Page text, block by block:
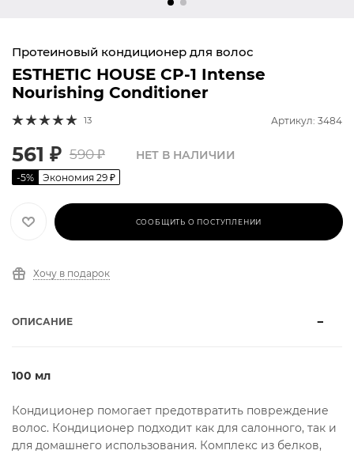
Протеиновый кондиционер для волос
ESTHETIC HOUSE CP-1 Intense
Nourishing Conditioner
13 Артикул: 3484
561 ₽ 590₽
-5% Экономия 29 ₽
НЕТ В НАЛИЧИИ
СООБЩИТЬ О ПОСТУПЛЕНИИ
Хочу в подарок
ОПИСАНИЕ
100 мл
Кондиционер помогает предотвратить повреждение
волос. Кондиционер подходит как для салонного, так и
для домашнего использования. Комплекс из белков,